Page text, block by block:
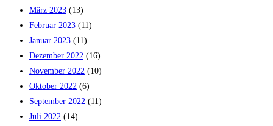
März 2023 (13)
Februar 2023 (11)
Januar 2023 (11)
Dezember 2022 (16)
November 2022 (10)
Oktober 2022 (6)
September 2022 (11)
Juli 2022 (14)